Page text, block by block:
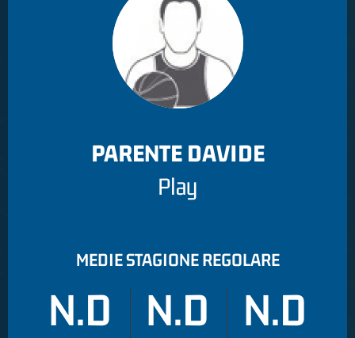
PARENTE DAVIDE
Play
MEDIE STAGIONE REGOLARE
N.D N.D N.D